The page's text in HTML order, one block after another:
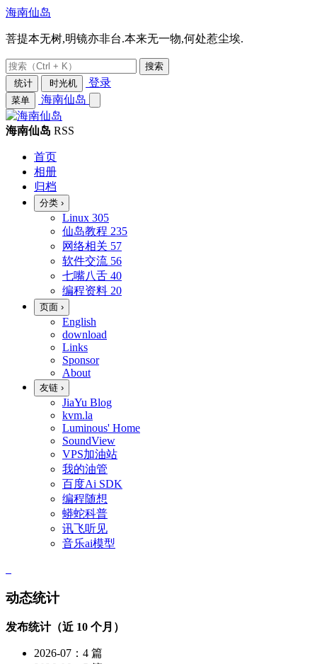
海南仙岛
菩提本无树,明镜亦非台.本来无一物,何处惹尘埃.
搜索
统计
时光机 登录
菜单 海南仙岛
海南仙岛 RSS
首页
相册
归档
分类 ›
Linux 305
仙岛教程 235
网络相关 57
软件交流 56
七嘴八舌 40
编程资料 20
页面 ›
English
download
Links
Sponsor
About
友链 ›
JiaYu Blog
kvm.la
Luminous' Home
SoundView
VPS加油站
我的油管
百度Ai SDK
编程随想
蟒蛇科普
讯飞听见
音乐ai模型
动态统计
发布统计（近 10 个月）
2026-07：4 篇